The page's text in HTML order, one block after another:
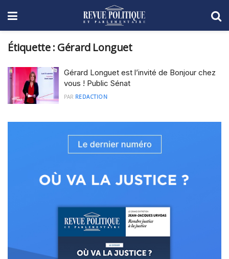
Étiquette : Gérard Longuet
Gérard Longuet est l’invité de Bonjour chez
vous ! Public Sénat
PAR REDACTION